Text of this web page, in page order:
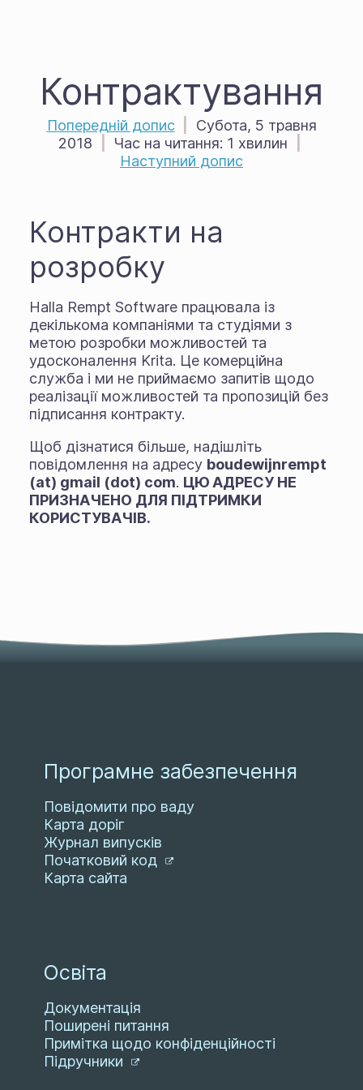
Контрактування
Попередній допис
Субота, 5 травня
2018
Час на читання: 1 хвилин
Наступний допис
Контракти на
розробку
Halla Rempt Software працювала із
декількома компаніями та студіями з
метою розробки можливостей та
удосконалення Krita. Це комерційна
служба і ми не приймаємо запитів щодо
реалізації можливостей та пропозицій без
підписання контракту.
Щоб дізнатися більше, надішліть
повідомлення на адресу boudewijnrempt
(at) gmail (dot) com. ЦЮ АДРЕСУ НЕ
ПРИЗНАЧЕНО ДЛЯ ПІДТРИМКИ
КОРИСТУВАЧІВ.
Програмне забезпечення
Повідомити про ваду
Карта доріг
Журнал випусків
Початковий код
Карта сайта
Освіта
Документація
Поширені питання
Примітка щодо конфіденційності
Підручники